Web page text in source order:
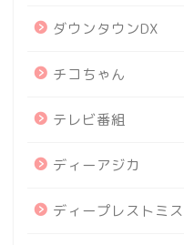
ダウンタウンDX
チコちゃん
テレビ番組
ディーアジカ
ディープレストミ